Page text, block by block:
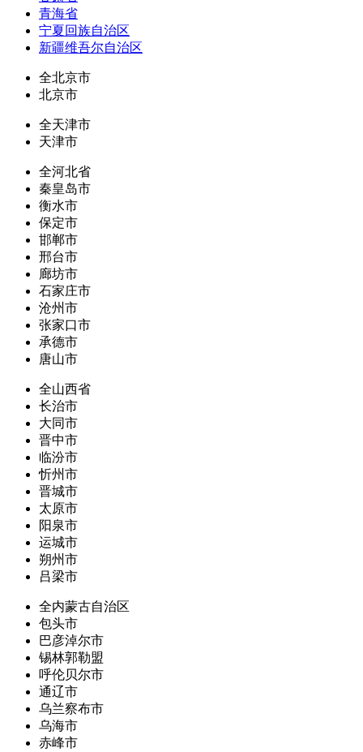
青海省
宁夏回族自治区
新疆维吾尔自治区
全北京市
北京市
全天津市
天津市
全河北省
秦皇岛市
衡水市
保定市
邯郸市
邢台市
廊坊市
石家庄市
沧州市
张家口市
承德市
唐山市
全山西省
长治市
大同市
晋中市
临汾市
忻州市
晋城市
太原市
阳泉市
运城市
朔州市
吕梁市
全内蒙古自治区
包头市
巴彦淖尔市
锡林郭勒盟
呼伦贝尔市
通辽市
乌兰察布市
乌海市
赤峰市